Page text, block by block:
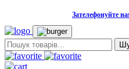
Зателефонуйте
Пошук: